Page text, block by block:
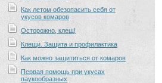
Как летом обезопасить себя от
укусов комаров
Осторожно, клещ!
Клещи. Защита и профилактика
Как можно защититься от комаров
Первая помощь при укусах
паукообразных